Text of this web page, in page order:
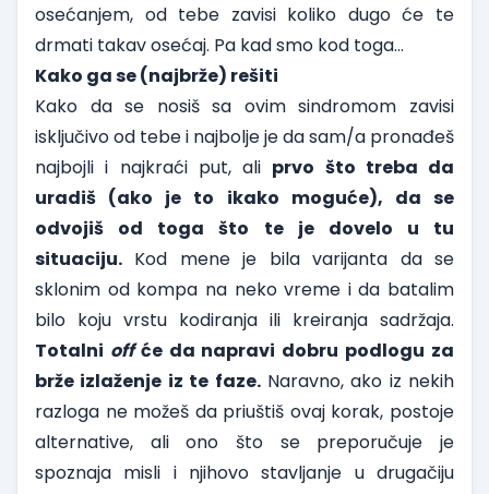
osećanjem, od tebe zavisi koliko dugo će te
drmati takav osećaj. Pa kad smo kod toga…
Kako ga se (najbrže) rešiti
Kako da se nosiš sa ovim sindromom zavisi
isključivo od tebe i najbolje je da sam/a pronađeš
najbojli i najkraći put, ali prvo što treba da
uradiš (ako je to ikako moguće), da se
odvojiš od toga što te je dovelo u tu
situaciju. Kod mene je bila varijanta da se
sklonim od kompa na neko vreme i da batalim
bilo koju vrstu kodiranja ili kreiranja sadržaja.
Totalni offće da napravi dobru podlogu za
brže izlaženje iz te faze.Naravno, ako iz nekih
razloga ne možeš da priuštiš ovaj korak, postoje
alternative, ali ono što se preporučuje je
spoznaja misli i njihovo stavljanje u drugačiju